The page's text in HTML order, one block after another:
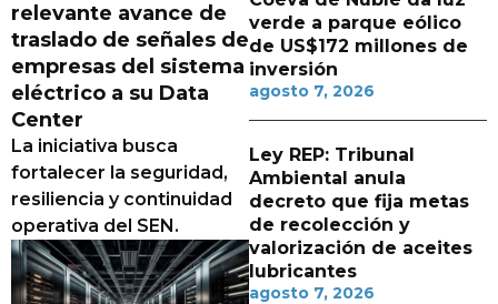
relevante avance de
traslado de señales de
empresas del sistema
eléctrico a su Data
Center
La iniciativa busca
fortalecer la seguridad,
resiliencia y continuidad
operativa del SEN.
verde a parque eólico
de US$172 millones de
inversión
agosto 7, 2026
Ley REP: Tribunal
Ambiental anula
decreto que fija metas
de recolección y
valorización de aceites
lubricantes
agosto 7, 2026